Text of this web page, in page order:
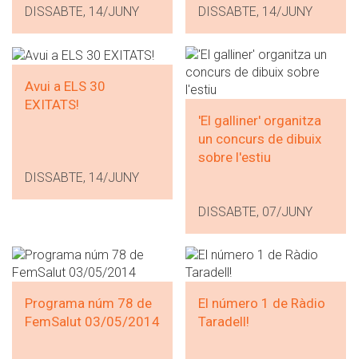
DISSABTE, 14/JUNY DISSABTE, 14/JUNY
Avui a ELS 30
EXITATS!
DISSABTE, 14/JUNY
'El galliner' organitza
un concurs de dibuix
sobre l'estiu
DISSABTE, 07/JUNY
Programa núm 78 de
FemSalut 03/05/2014
El número 1 de Ràdio
Taradell!